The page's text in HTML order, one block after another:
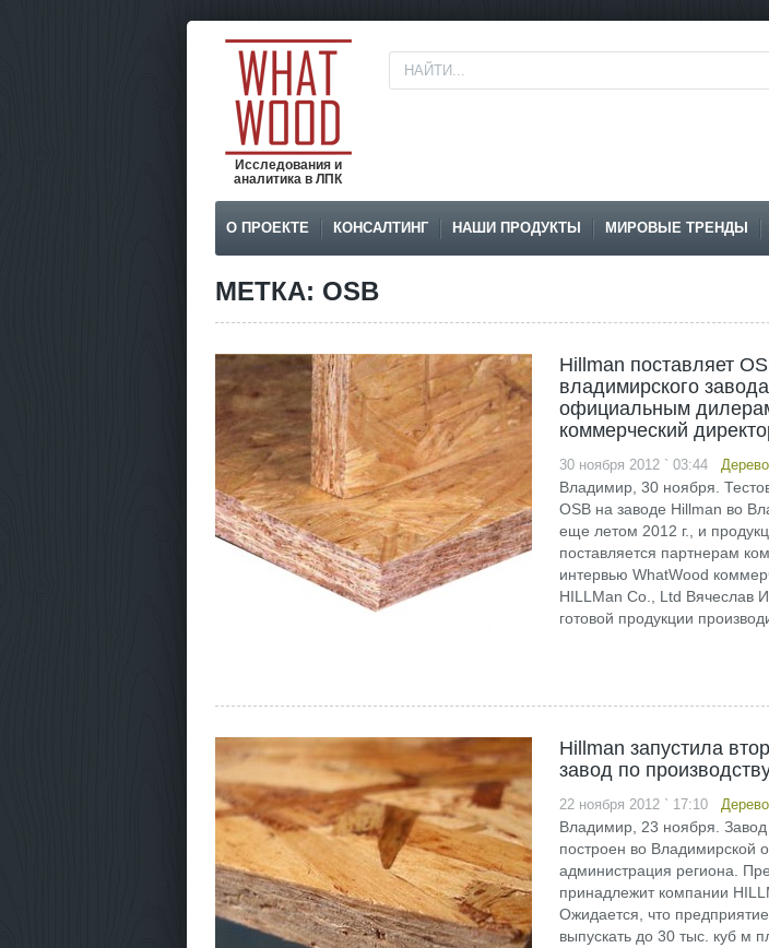
Исследования и
аналитика в ЛПК
О ПРОЕКТЕ КОНСАЛТИНГ НАШИ ПРОДУКТЫ МИРОВЫЕ ТРЕНДЫ
МЕТКА: OSB
Hillman поставляет
владимирского
официальным
коммерческий
30 ноября 2012 ` 03:44
Владимир, 30 ноября.
OSB на заводе Hillman во
еще летом 2012 г., и
поставляется партнерам
интервью WhatWood
HILLMan Co., Ltd Вячеслав
готовой продукции
Hillman запустила
завод по
22 ноября 2012 ` 17:10
Владимир, 23 ноября. Завод
построен во Владимирской
администрация региона.
принадлежит компании
Ожидается, что
выпускать до 30 тыс. куб м